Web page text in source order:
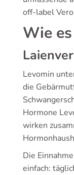
off-label
Wie
Levomin
die
Hormone
wirken
Die
einfach: